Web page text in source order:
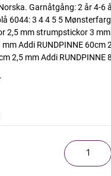
Garnåtgång: 2 år 4-6
6044: 3 4 4 5 5
2,5 mm strumpstickor 3
Addi RUNDPINNE 60cm
2,5 mm Addi RUNDPINNE